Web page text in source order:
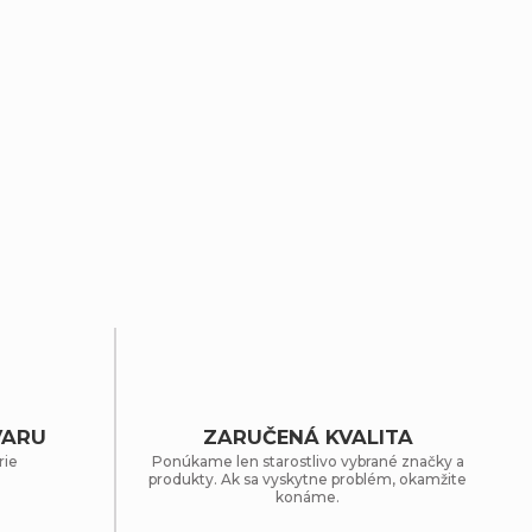
ZARUČENÁ KVALITA
Ponúkame len starostlivo vybrané značky a
produkty. Ak sa vyskytne problém, okamžite
konáme.